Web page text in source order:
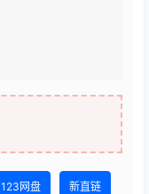
123网盘 新直链